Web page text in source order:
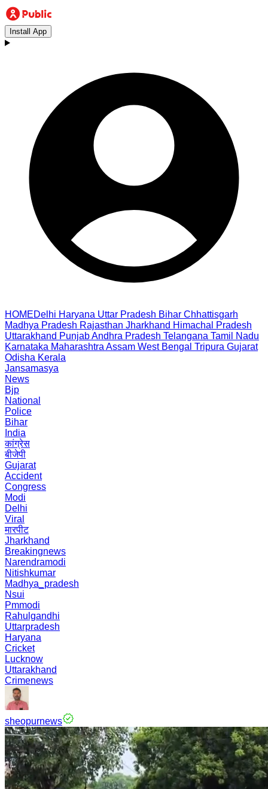
Install App
HOMEDelhi Haryana Uttar Pradesh Bihar Chhattisgarh
Madhya Pradesh Rajasthan Jharkhand Himachal Pradesh
Uttarakhand PunjabAndhra Pradesh Telangana Tamil Nadu
Karnataka Maharashtra Assam West Bengal Tripura Gujarat
Odisha Kerala
Jansamasya
News
Bjp
National
Police
Bihar
India
कांग्रेस
बीजेपी
Gujarat
Accident
Congress
Modi
Delhi
Viral
मारपीट
Jharkhand
Breakingnews
Narendramodi
Nitishkumar
Madhya_pradesh
Nsui
Pmmodi
Rahulgandhi
Uttarpradesh
Haryana
Cricket
Lucknow
Uttarakhand
Crimenews
sheopurnews